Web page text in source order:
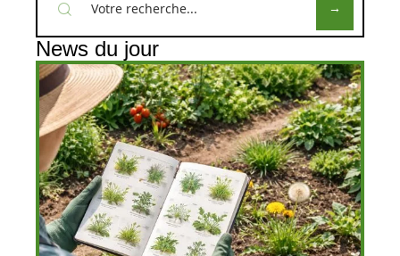
News du jour